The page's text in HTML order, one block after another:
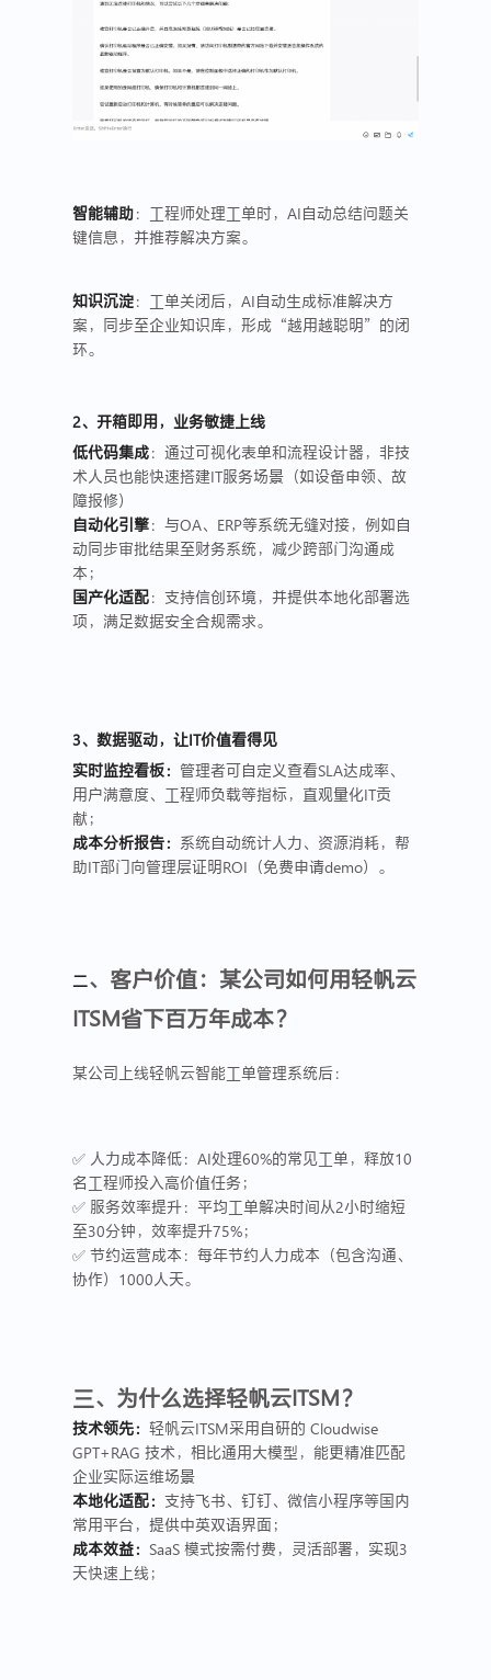
智能辅助：工程师处理工单时，AI自动总结问题关
键信息，并推荐解决方案。
知识沉淀：工单关闭后，AI自动生成标准解决方
案，同步至企业知识库，形成“越用越聪明”的闭
环。
2、开箱即用，业务敏捷上线
低代码集成：通过可视化表单和流程设计器，非技
术人员也能快速搭建IT服务场景（如设备申领、故
障报修）
自动化引擎：与OA、ERP等系统无缝对接，例如自
动同步审批结果至财务系统，减少跨部门沟通成
本；
国产化适配：支持信创环境，并提供本地化部署选
项，满足数据安全合规需求。
3、数据驱动，让IT价值看得见
实时监控看板： 管理者可自定义查看SLA达成率、
用户满意度、工程师负载等指标，直观量化IT贡
献；
成本分析报告： 系统自动统计人力、资源消耗，帮
助IT部门向管理层证明ROI（免费申请demo） 。
二、客户价值：某公司如何用轻帆云
ITSM省下百万年成本？
某公司上线轻帆云智能工单管理系统后：
✅ 人力成本降低：AI处理60%的常见工单，释放10
名工程师投入高价值任务；
✅ 服务效率提升：平均工单解决时间从2小时缩短
至30分钟，效率提升75%；
✅ 节约运营成本：每年节约人力成本（包含沟通、
协作）1000人天。
三、为什么选择轻帆云ITSM？
技术领先： 轻帆云ITSM采用自研的 Cloudwise
GPT+RAG 技术，相比通用大模型，能更精准匹配
企业实际运维场景
本地化适配： 支持飞书、钉钉、微信小程序等国内
常用平台，提供中英双语界面；
成本效益： SaaS 模式按需付费，灵活部署，实现3
天快速上线；